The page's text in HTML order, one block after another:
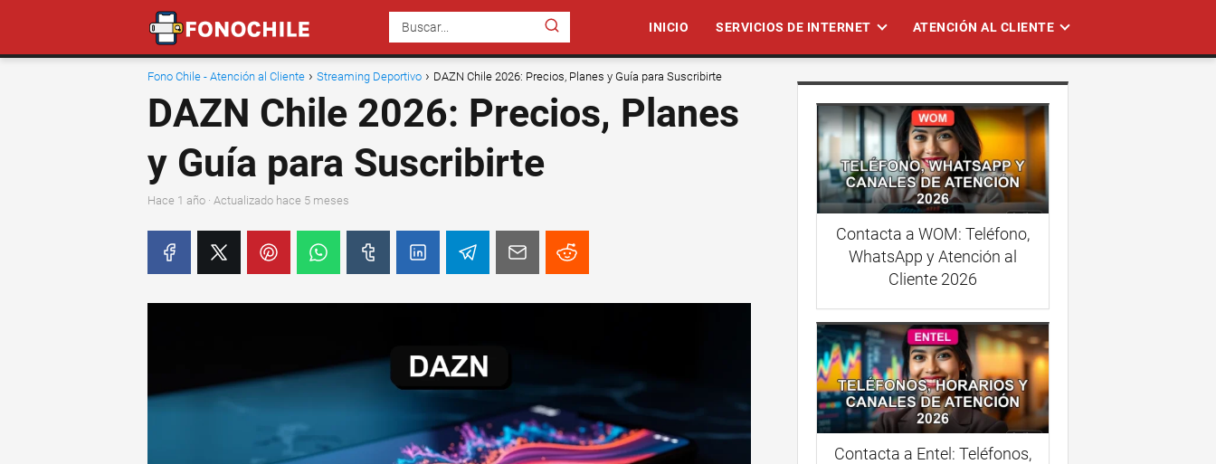
INICIO SERVICIOS DE INTERNET ATENCIÓN AL CLIENTE
Fono Chile - Atención al Cliente Streaming Deportivo DAZN Chile 2026: Precios, Planes y Guía para Suscribirte
DAZN Chile 2026: Precios, Planes
y Guía para Suscribirte
hace 1 año · Actualizado hace 5 meses
Contacta a WOM: Teléfono,
WhatsApp y Atención al
Cliente 2026
Contacta a Entel: Teléfonos,